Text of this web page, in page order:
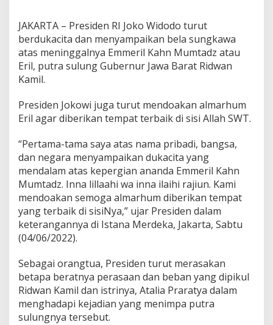
JAKARTA – Presiden RI Joko Widodo turut
berdukacita dan menyampaikan bela sungkawa
atas meninggalnya Emmeril Kahn Mumtadz atau
Eril, putra sulung Gubernur Jawa Barat Ridwan
Kamil.
Presiden Jokowi juga turut mendoakan almarhum
Eril agar diberikan tempat terbaik di sisi Allah SWT.
“Pertama-tama saya atas nama pribadi, bangsa,
dan negara menyampaikan dukacita yang
mendalam atas kepergian ananda Emmeril Kahn
Mumtadz. Inna lillaahi wa inna ilaihi rajiun. Kami
mendoakan semoga almarhum diberikan tempat
yang terbaik di sisiNya,” ujar Presiden dalam
keterangannya di Istana Merdeka, Jakarta, Sabtu
(04/06/2022).
Sebagai orangtua, Presiden turut merasakan
betapa beratnya perasaan dan beban yang dipikul
Ridwan Kamil dan istrinya, Atalia Praratya dalam
menghadapi kejadian yang menimpa putra
sulungnya tersebut.